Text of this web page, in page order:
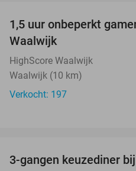
1,5 uur onbeperkt
Waalwijk
HighScore Waalwijk
Waalwijk (10 km)
Verkocht: 197
3-gangen keuzediner